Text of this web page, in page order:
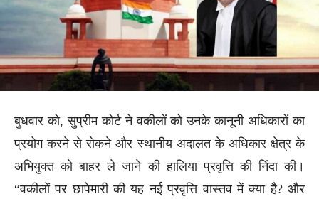
बुधवार को, सुप्रीम कोर्ट ने वकीलों को उनके कानूनी अधिकारों का
प्रयोग करने से रोकने और स्थानीय अदालत के अधिकार क्षेत्र के
अभियुक्त को बाहर ले जाने की हालिया प्रवृत्ति की निंदा की।
“वकीलों पर छापेमारी की यह नई प्रवृत्ति वास्तव में क्या है? और